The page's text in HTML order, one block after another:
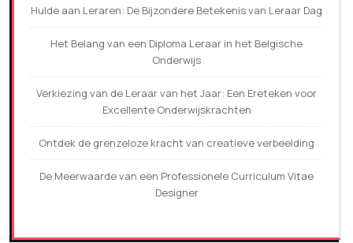
Hulde aan Leraren: De Bijzondere Betekenis van Leraar Dag
Het Belang van een Diploma Leraar in het Belgische
Onderwijs
Verkiezing van de Leraar van het Jaar: Een Ereteken voor
Excellente Onderwijskrachten
Ontdek de grenzeloze kracht van creatieve verbeelding
De Meerwaarde van een Professionele Curriculum Vitae
Designer